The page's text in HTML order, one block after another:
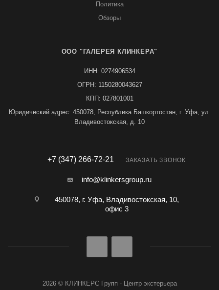
Политика
Обзоры
ООО "ГАЛЕРЕЯ КЛИНКЕРА"
ИНН: 0274906534
ОГРН: 1150280043627
КПП: 027801001
Юридический адрес: 450078, Республика Башкортостан, г. Уфа, ул.
Владивостокская, д. 10
+7 (347) 266-72-21 ЗАКАЗАТЬ ЗВОНОК
info@klinkersgroup.ru
450078, г. Уфа, Владивостокская, 10,
офис 3
2026 © КЛИНКЕРС Групп - Центр экстерьера